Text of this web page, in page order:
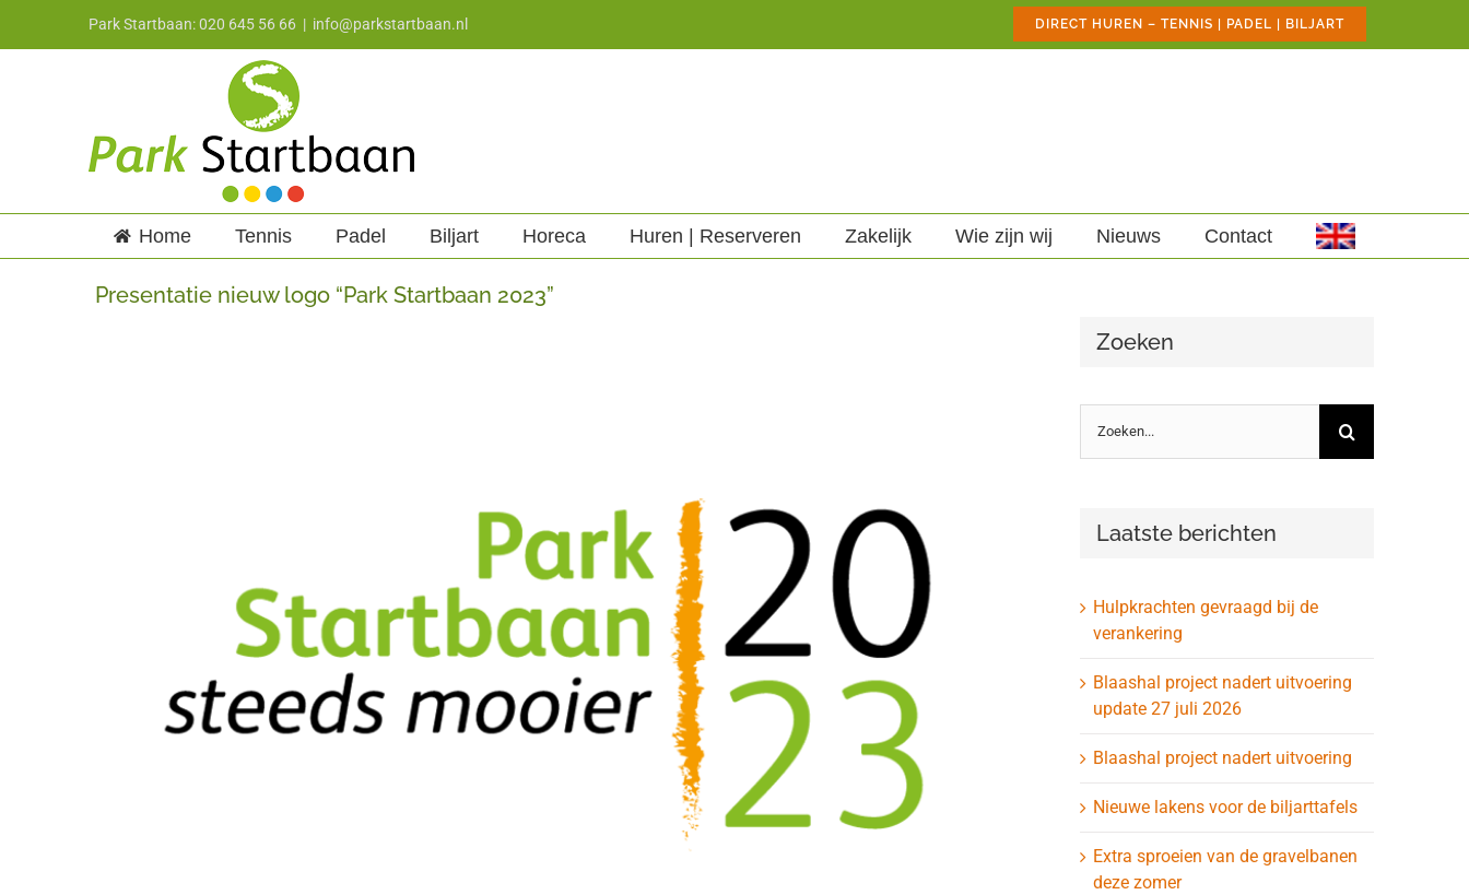
Park Startbaan: 020 645 56 66 | info@parkstartbaan.nl DIRECT HUREN – TENNIS | PADEL | BILJART
Home Tennis Padel Biljart Horeca Huren | Reserveren Zakelijk Wie zijn wij Nieuws Contact
Presentatie nieuw logo “Park Startbaan 2023”
Zoeken
naar:
Laatste berichten
Hulpkrachten gevraagd bij de
verankering
Blaashal project nadert uitvoering
update 27 juli 2026
Blaashal project nadert uitvoering
Nieuwe lakens voor de biljarttafels
Extra sproeien van de gravelbanen
deze zomer